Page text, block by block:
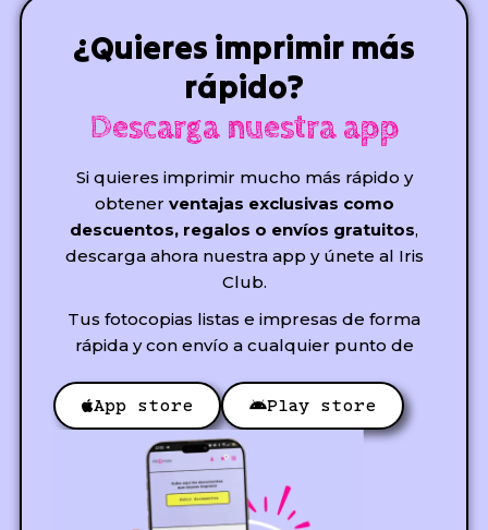
¿Quieres imprimir más
rápido?
Descarga nuestra app
Si quieres imprimir mucho más rápido y
obtener ventajas exclusivas como
descuentos, regalos o envíos gratuitos,
descarga ahora nuestra app y únete al Iris
Club.
Tus fotocopias listas e impresas de forma
rápida y con envío a cualquier punto de
App store Play store